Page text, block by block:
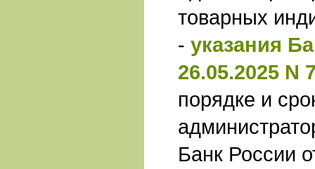
товарных
- указания
26.05.2025 N
порядке и
Банк России